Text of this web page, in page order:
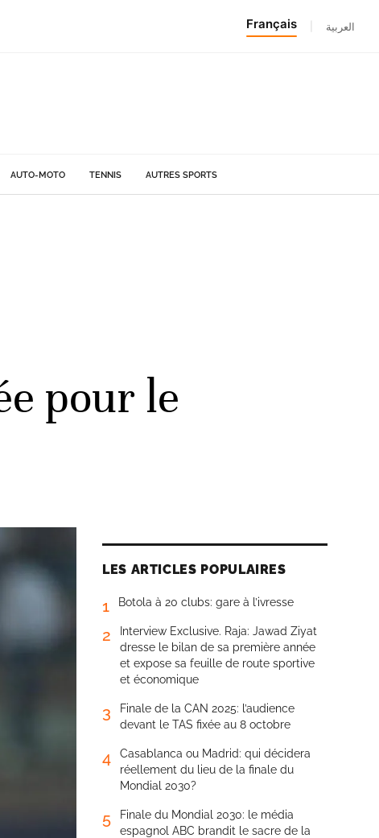
Français العربية
AUTO-MOTO TENNIS AUTRES SPORTS
pour le
LES ARTICLES POPULAIRES
1 Botola à 20 clubs: gare à l’ivresse
2
Interview Exclusive. Raja: Jawad Ziyat
dresse le bilan de sa première année
et expose sa feuille de route sportive
et économique
3
Finale de la CAN 2025: l’audience
devant le TAS fixée au 8 octobre
4
Casablanca ou Madrid: qui décidera
réellement du lieu de la finale du
Mondial 2030?
5
Finale du Mondial 2030: le média
espagnol ABC brandit le sacre de la